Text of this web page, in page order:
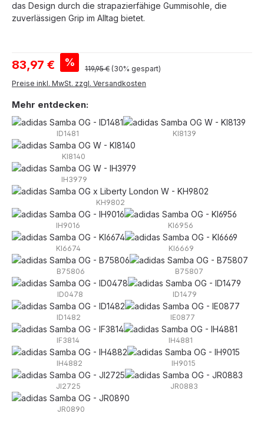
das Design durch die strapazierfähige Gummisohle, die
zuverlässigen Grip im Alltag bietet.
Verkaufspreis:
83,97 € % Regulärer Preis:
119,95 € (30% gespart)
Preise inkl. MwSt. zzgl. Versandkosten
Mehr entdecken:
ID1481 KI8139
KI8140
IH3979
KH9802
IH9016 KI6956
KI6674 KI6669
B75806 B75807
ID0478 ID1479
ID1482 IE0877
IF3814 IH4881
IH4882 IH9015
JI2725 JR0883
JR0890